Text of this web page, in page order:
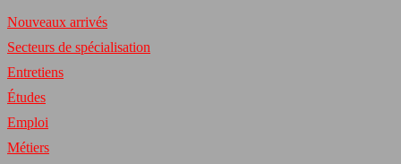
Nouveaux arrivés
Secteurs de spécialisation
Entretiens
Études
Emploi
Métiers